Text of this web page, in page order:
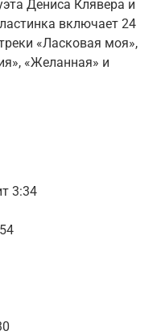
Дениса Клявера и
включает 24
«Ласковая моя»,
«Желанная» и
3:34